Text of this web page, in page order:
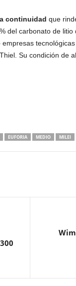
continuidad que
del carbonato de
Su condición de
EUFORIA MEDIO MILEI